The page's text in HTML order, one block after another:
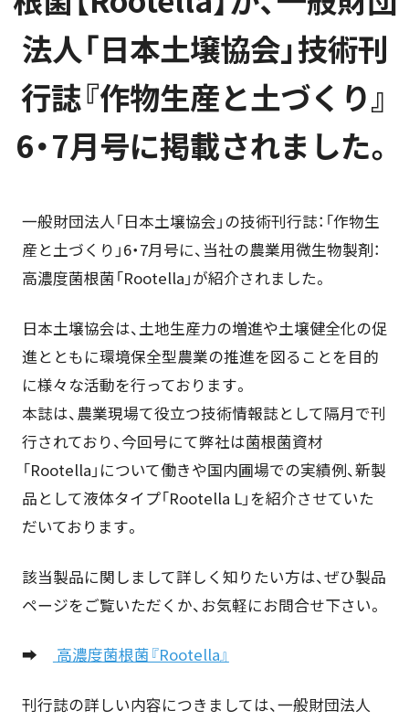
法人「日本土壌協会」技術刊
行誌『作物生産と土づくり』
6・7月号に掲載されました。
一般財団法人「日本土壌協会」の技術刊行誌：「作物生
産と土づくり」6・7月号に、当社の農業用微生物製剤：
高濃度菌根菌「Rootella」が紹介されました。
日本土壌協会は、土地生産力の増進や土壌健全化の促
進とともに環境保全型農業の推進を図ることを目的
に様々な活動を行っております。
本誌は、農業現場て役立つ技術情報誌として隔月で刊
行されており、今回号にて弊社は菌根菌資材
「Rootella」について働きや国内圃場での実績例、新製
品として液体タイプ「Rootella L」を紹介させていた
だいております。
該当製品に関しまして詳しく知りたい方は、ぜひ製品
ページをご覧いただくか、お気軽にお問合せ下さい。
➡ 高濃度菌根菌『Rootella』
刊行誌の詳しい内容につきましては、一般財団法人